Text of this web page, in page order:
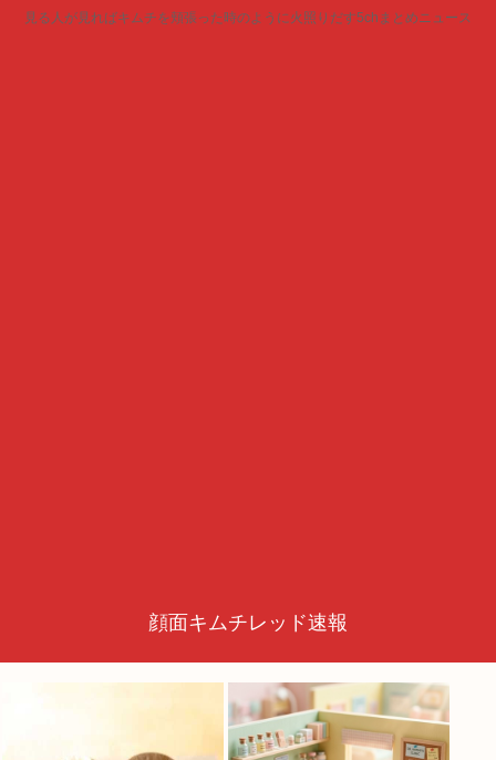
見る人が見ればキムチを頬張った時のように火照りだす5chまとめニュース
顔面キムチレッド速報